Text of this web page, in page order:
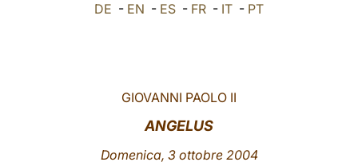
LATINE
DE - EN - ES - FR - IT - PT
GIOVANNI PAOLO II
ANGELUS
Domenica, 3 ottobre 2004